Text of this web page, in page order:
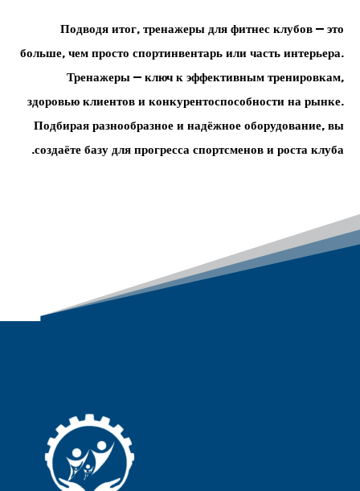
Подводя итог, тренажеры для фитнес клубов — это
больше, чем просто спортинвентарь или часть интерьера.
Тренажеры — ключ к эффективным тренировкам,
здоровью клиентов и конкурентоспособности на рынке.
Подбирая разнообразное и надёжное оборудование, вы
создаёте базу для прогресса спортсменов и роста клуба.